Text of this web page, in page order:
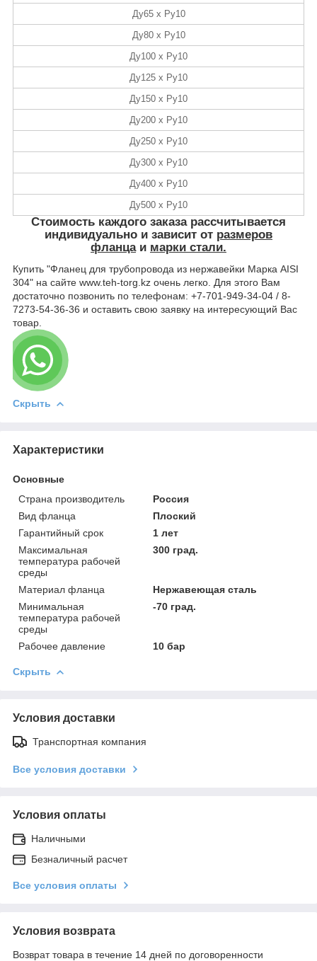
Ду65 х Ру10
Ду80 х Ру10
Ду100 х Ру10
Ду125 х Ру10
Ду150 х Ру10
Ду200 х Ру10
Ду250 х Ру10
Ду300 х Ру10
Ду400 х Ру10
Ду500 х Ру10
Стоимость каждого заказа рассчитывается
индивидуально и зависит от размеров
фланцаи марки стали.
Купить "Фланец для трубопровода из нержавейки Марка AISI
304" на сайте www.teh-torg.kz очень легко. Для этого Вам
достаточно позвонить по телефонам: +7-701-949-34-04 / 8-
7273-54-36-36 и оставить свою заявку на интересующий Вас
товар.
Скрыть
Характеристики
Основные
Страна производитель
Россия
Вид фланца
Плоский
Гарантийный срок
1 лет
Максимальная
температура рабочей
среды
300 град.
Материал фланца
Нержавеющая сталь
Минимальная
температура рабочей
среды
-70 град.
Рабочее давление 10 бар
Скрыть
Условия доставки
Транспортная компания
Все условия доставки
Условия оплаты
Наличными
Безналичный расчет
Все условия оплаты
Условия возврата
Возврат товара в течение 14 дней по договоренности